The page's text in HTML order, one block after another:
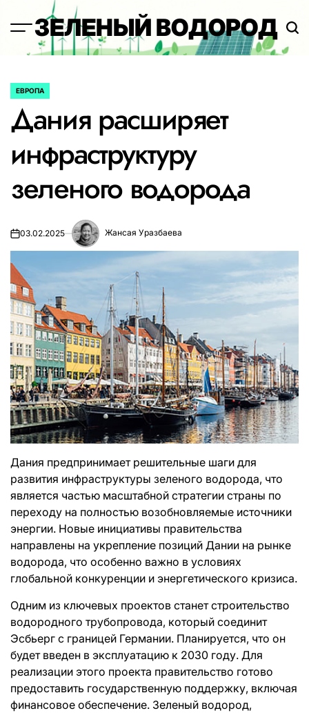
содержимому
ЗЕЛЕНЫЙ ВОДОРОД
ОПУБЛИКОВАНО
ЕВРОПА
Дания расширяет
инфраструктуру
зеленого водорода
03.02.2025 Жансая Уразбаева
Дания предпринимает решительные шаги для
развития инфраструктуры зеленого водорода, что
является частью масштабной стратегии страны по
переходу на полностью возобновляемые источники
энергии. Новые инициативы правительства
направлены на укрепление позиций Дании на рынке
водорода, что особенно важно в условиях
глобальной конкуренции и энергетического кризиса.
Одним из ключевых проектов станет строительство
водородного трубопровода, который соединит
Эсбьерг с границей Германии. Планируется, что он
будет введен в эксплуатацию к 2030 году. Для
реализации этого проекта правительство готово
предоставить государственную поддержку, включая
финансовое обеспечение. Зеленый водород,